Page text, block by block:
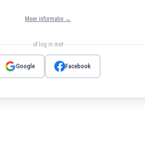
Meer informatie →
of log in met
Google Facebook